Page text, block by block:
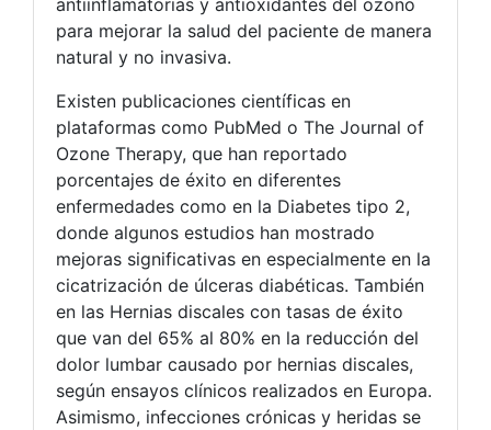
para mejorar la salud del paciente de manera
natural y no invasiva.
Existen publicaciones científicas en
plataformas como PubMed o The Journal of
Ozone Therapy, que han reportado
porcentajes de éxito en diferentes
enfermedades como en la Diabetes tipo 2,
donde algunos estudios han mostrado
mejoras significativas en especialmente en la
cicatrización de úlceras diabéticas. También
en las Hernias discales con tasas de éxito
que van del 65% al 80% en la reducción del
dolor lumbar causado por hernias discales,
según ensayos clínicos realizados en Europa.
Asimismo, infecciones crónicas y heridas se